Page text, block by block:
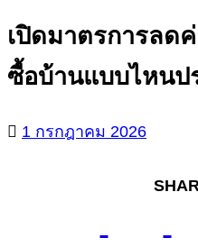
เปิดมาตรการลด
ซื้อบ้านแบบไหนป
1 กรกฎาคม 2026